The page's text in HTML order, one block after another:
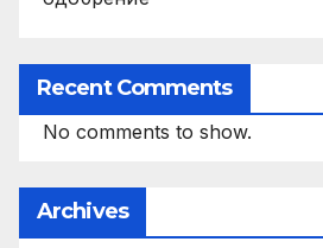
Recent Comments
No comments to show.
Archives